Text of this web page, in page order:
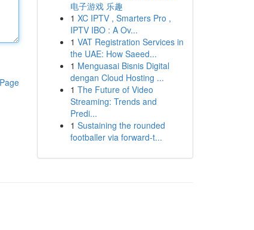
电子游戏 乐趣
1 XC IPTV , Smarters Pro ,
IPTV IBO : A Ov...
1 VAT Registration Services in
the UAE: How Saeed...
1 Menguasai Bisnis Digital
dengan Cloud Hosting ...
1 The Future of Video
Streaming: Trends and
Predi...
1 Sustaining the rounded
footballer via forward-t...